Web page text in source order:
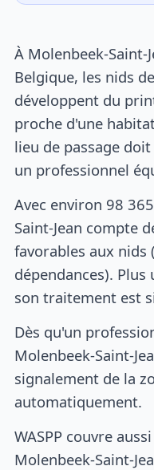
À Molenbeek-
Belgique, les nids
développent du
proche d'une
lieu de passage
un professionnel
Avec environ 98
Saint-Jean compte
favorables aux
dépendances).
son traitement est
Dès qu'un
Molenbeek-Saint-
signalement de la
automatiquement.
WASPP couvre
Molenbeek-Saint-